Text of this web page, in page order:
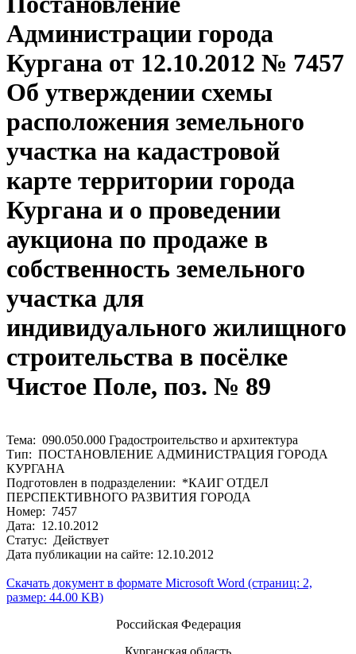
Администрации города
Кургана от 12.10.2012 № 7457
Об утверждении схемы
расположения земельного
участка на кадастровой
карте территории города
Кургана и о проведении
аукциона по продаже в
собственность земельного
участка для
индивидуального жилищного
строительства в посёлке
Чистое Поле, поз. № 89
Тема: 090.050.000 Градостроительство и архитектура
Тип: ПОСТАНОВЛЕНИЕ АДМИНИСТРАЦИЯ ГОРОДА
КУРГАНА
Подготовлен в подразделении: *КАИГ ОТДЕЛ
ПЕРСПЕКТИВНОГО РАЗВИТИЯ ГОРОДА
Номер: 7457
Дата: 12.10.2012
Статус: Действует
Дата публикации на сайте: 12.10.2012
Скачать документ в формате Microsoft Word (страниц: 2,
размер: 44.00 KB)
Российская Федерация
Курганская область